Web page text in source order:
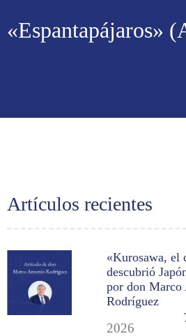
«Espantapájaros»
Artículos recientes
«Kurosawa, el
descubrió
por don Marco
Rodríguez
2026